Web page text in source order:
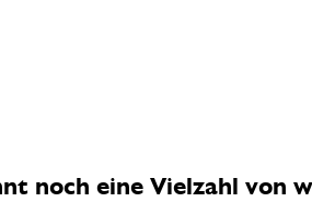
noch eine Vielzahl von